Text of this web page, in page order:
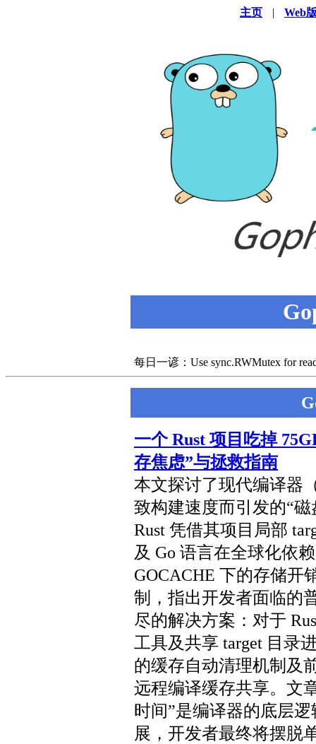
主页 | Web
每日一谚：Use sync.RWMutex for
一个 Rust 项目吃掉
存焦虑”与拯救指南
本文探讨了现代编译器
致构建速度而引发的“
Rust 凭借其项目局部
及 Go 语言在全球化依
GOCACHE 下的存储开
制，指出开发者面临的
尽的解决方案：对于
工具及共享 target 目录
的缓存自动清理机制及
远程编译缓存共享。文
时间”是编译器的底层
展，开发者最终将摆脱